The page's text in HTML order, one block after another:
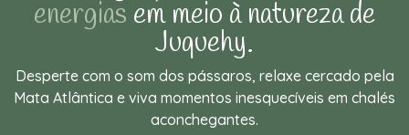
energias em meio à natureza de
Juquehy.
Desperte com o som dos pássaros, relaxe cercado pela
Mata Atlântica e viva momentos inesquecíveis em chalés
aconchegantes.